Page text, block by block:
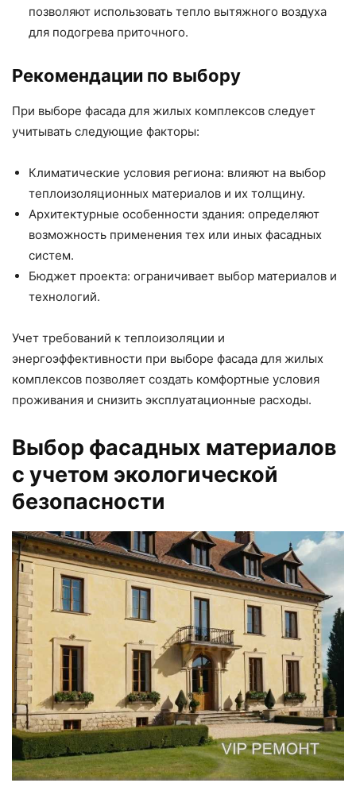
позволяют использовать тепло вытяжного воздуха
для подогрева приточного.
Рекомендации по выбору
При выборе фасада для жилых комплексов следует
учитывать следующие факторы:
Климатические условия региона: влияют на выбор
теплоизоляционных материалов и их толщину.
Архитектурные особенности здания: определяют
возможность применения тех или иных фасадных
систем.
Бюджет проекта: ограничивает выбор материалов и
технологий.
Учет требований к теплоизоляции и
энергоэффективности при выборе фасада для жилых
комплексов позволяет создать комфортные условия
проживания и снизить эксплуатационные расходы.
Выбор фасадных материалов
с учетом экологической
безопасности